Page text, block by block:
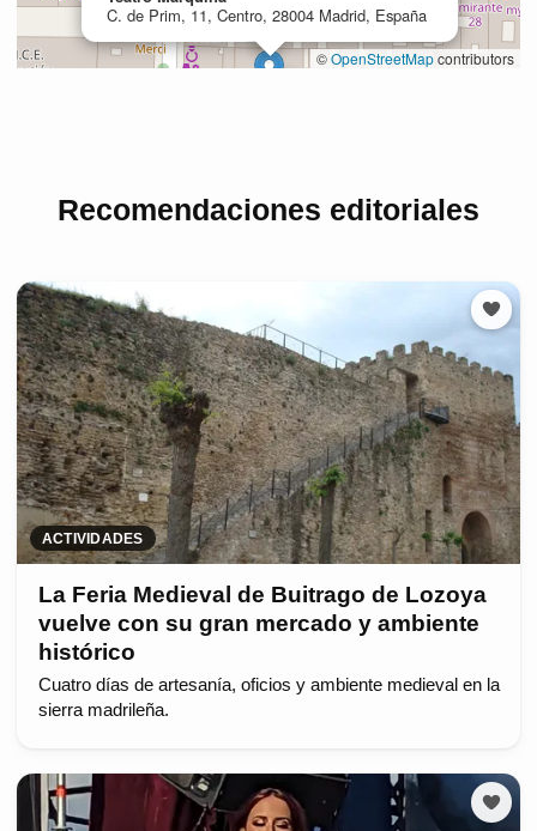
Recomendaciones editoriales
ACTIVIDADES
La Feria Medieval de Buitrago de Lozoya
vuelve con su gran mercado y ambiente
histórico
Cuatro días de artesanía, oficios y ambiente medieval en la
sierra madrileña.